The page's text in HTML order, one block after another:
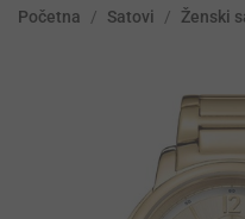
Početna / Satovi / Ženski